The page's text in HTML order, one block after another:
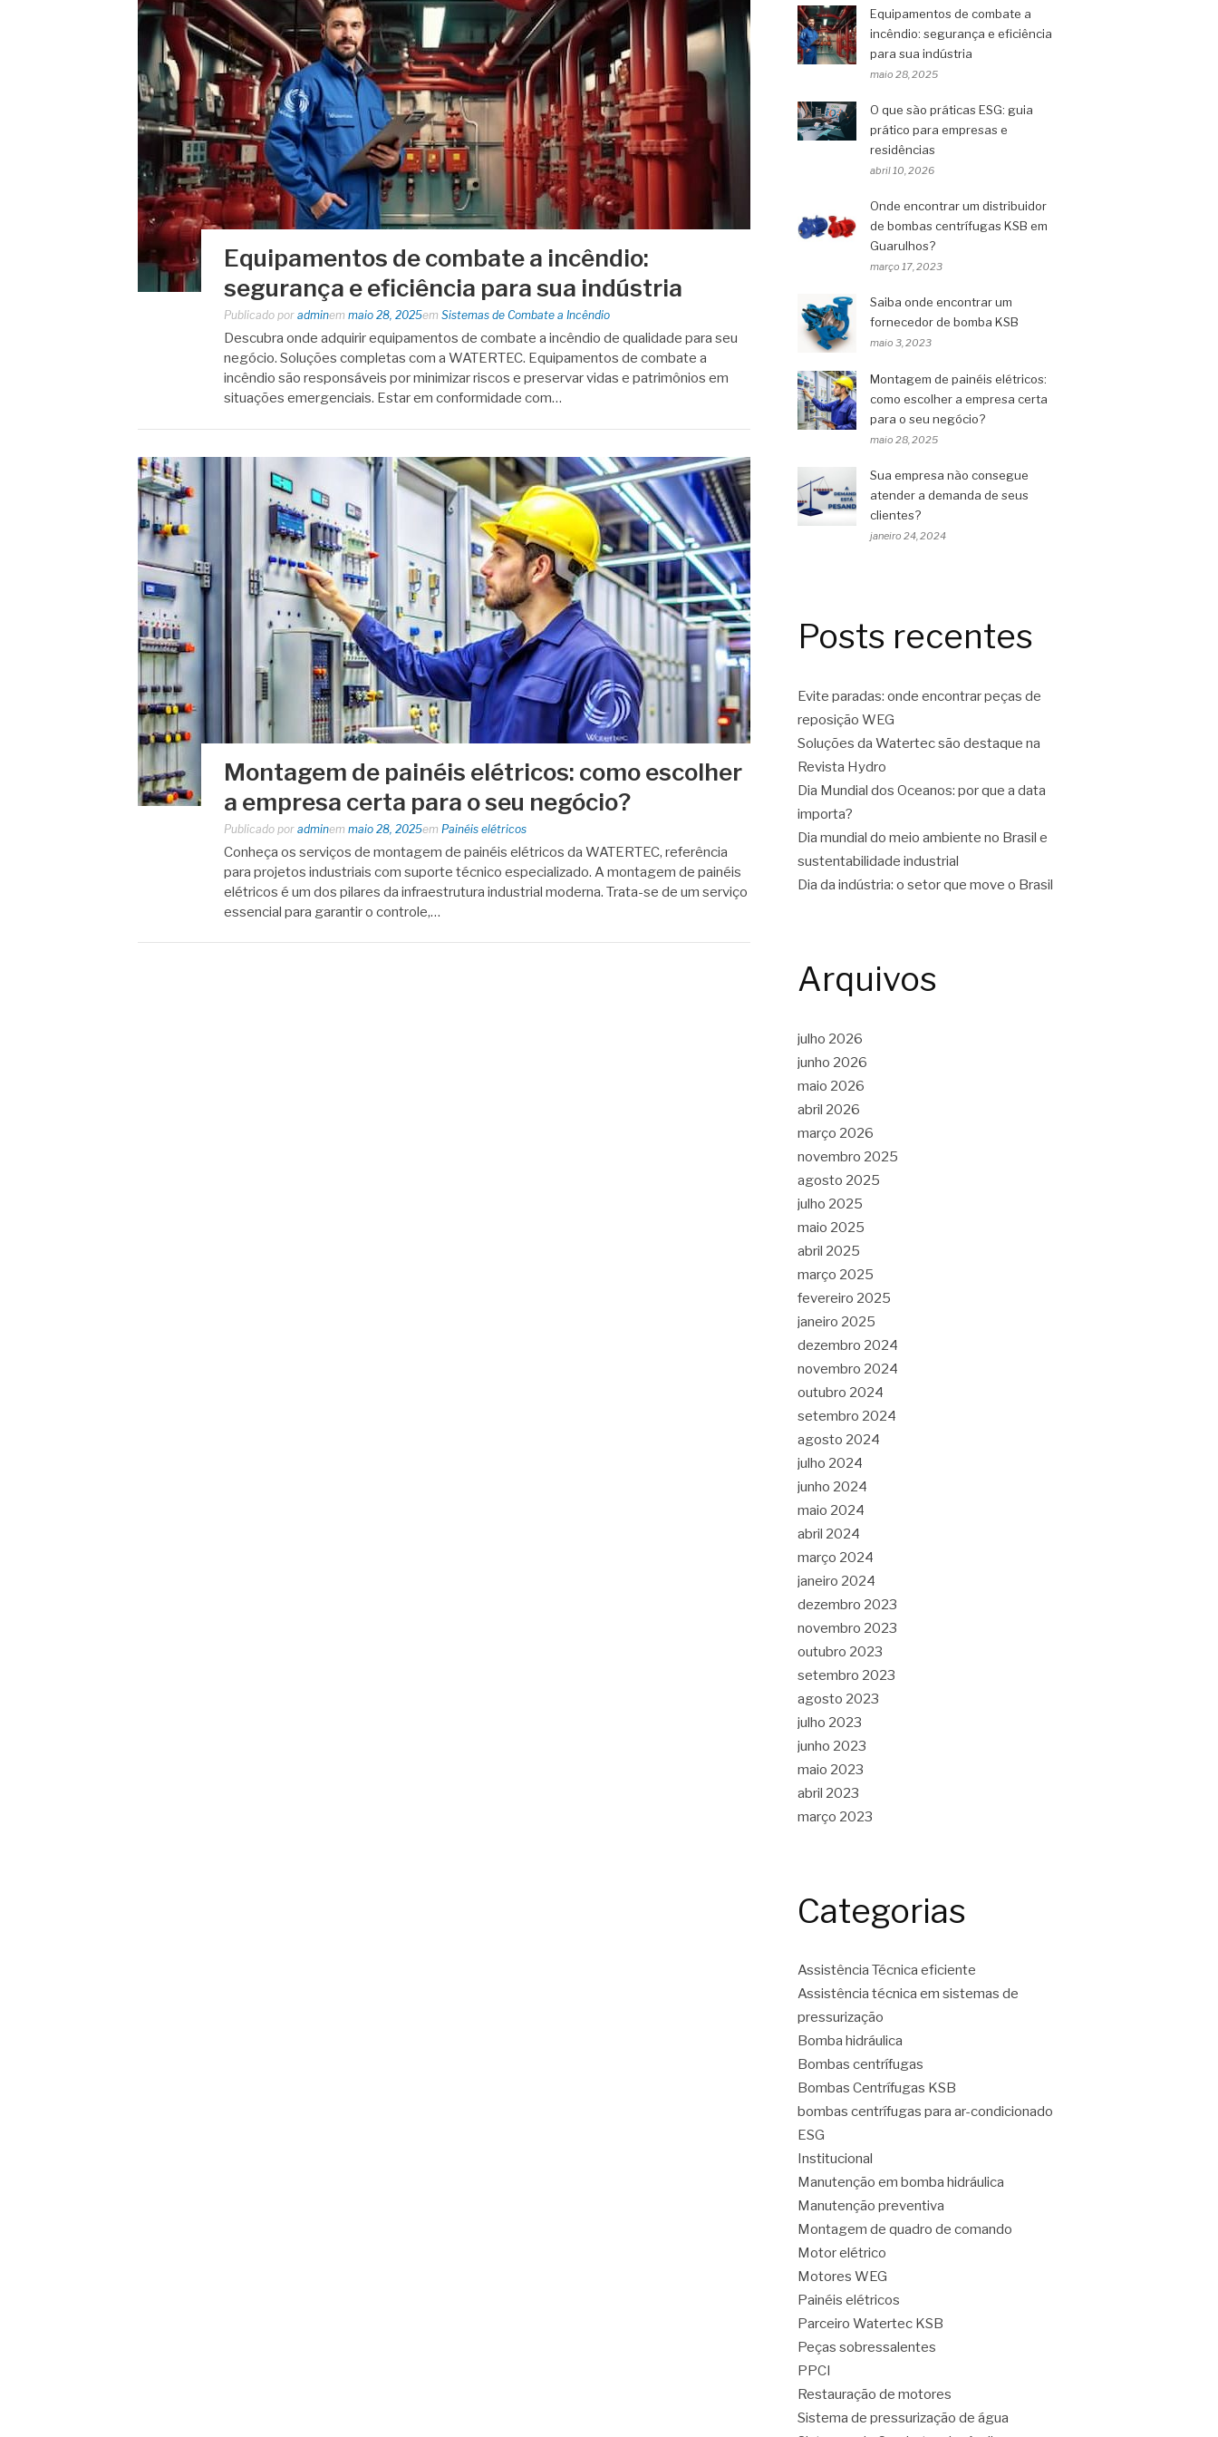
Equipamentos de combate a incêndio:
segurança e eficiência para sua indústria
Publicado por adminem maio 28, 2025em Sistemas de Combate a Incêndio
Descubra onde adquirir equipamentos de combate a incêndio de qualidade para seu
negócio. Soluções completas com a WATERTEC. Equipamentos de combate a
incêndio são responsáveis por minimizar riscos e preservar vidas e patrimônios em
situações emergenciais. Estar em conformidade com…
Montagem de painéis elétricos: como escolher
a empresa certa para o seu negócio?
Publicado por adminem maio 28, 2025em Painéis elétricos
Conheça os serviços de montagem de painéis elétricos da WATERTEC, referência
para projetos industriais com suporte técnico especializado. A montagem de painéis
elétricos é um dos pilares da infraestrutura industrial moderna. Trata-se de um serviço
essencial para garantir o controle,…
Equipamentos de combate a
incêndio: segurança e eficiência
para sua indústria
maio 28, 2025
O que são práticas ESG: guia
prático para empresas e
residências
abril 10, 2026
Onde encontrar um distribuidor
de bombas centrífugas KSB em
Guarulhos?
março 17, 2023
Saiba onde encontrar um
fornecedor de bomba KSB
maio 3, 2023
Montagem de painéis elétricos:
como escolher a empresa certa
para o seu negócio?
maio 28, 2025
Sua empresa não consegue
atender a demanda de seus
clientes?
janeiro 24, 2024
Posts recentes
Evite paradas: onde encontrar peças de
reposição WEG
Soluções da Watertec são destaque na
Revista Hydro
Dia Mundial dos Oceanos: por que a data
importa?
Dia mundial do meio ambiente no Brasil e
sustentabilidade industrial
Dia da indústria: o setor que move o Brasil
Arquivos
julho 2026
junho 2026
maio 2026
abril 2026
março 2026
novembro 2025
agosto 2025
julho 2025
maio 2025
abril 2025
março 2025
fevereiro 2025
janeiro 2025
dezembro 2024
novembro 2024
outubro 2024
setembro 2024
agosto 2024
julho 2024
junho 2024
maio 2024
abril 2024
março 2024
janeiro 2024
dezembro 2023
novembro 2023
outubro 2023
setembro 2023
agosto 2023
julho 2023
junho 2023
maio 2023
abril 2023
março 2023
Categorias
Assistência Técnica eficiente
Assistência técnica em sistemas de
pressurização
Bomba hidráulica
Bombas centrífugas
Bombas Centrífugas KSB
bombas centrífugas para ar-condicionado
ESG
Institucional
Manutenção em bomba hidráulica
Manutenção preventiva
Montagem de quadro de comando
Motor elétrico
Motores WEG
Painéis elétricos
Parceiro Watertec KSB
Peças sobressalentes
PPCI
Restauração de motores
Sistema de pressurização de água